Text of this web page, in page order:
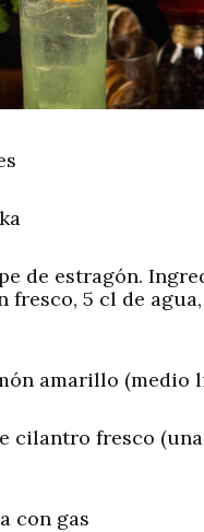
de estragón.
fresco, 5 cl de
amarillo (medio
cilantro fresco
con gas